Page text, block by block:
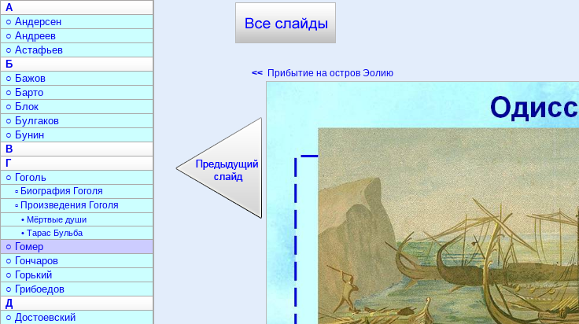
<< Прибытие на остров Эолию
А
○ Андерсен
○ Андреев
○ Астафьев
Б
○ Бажов
○ Барто
○ Блок
○ Булгаков
○ Бунин
В
Г
○ Гоголь
▫ Биография Гоголя
▫ Произведения Гоголя
• Мёртвые души
• Тарас Бульба
○ Гомер
○ Гончаров
○ Горький
○ Грибоедов
Д
○ Достоевский